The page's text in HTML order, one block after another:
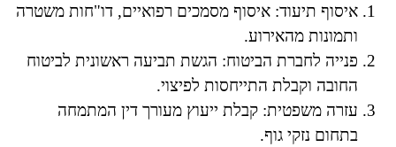
איסוף תיעוד: איסוף מסמכים רפואיים, דו"חות משטרה
ותמונות מהאירוע.
פנייה לחברת הביטוח: הגשת תביעה ראשונית לביטוח
החובה וקבלת התייחסות לפיצוי.
עזרה משפטית: קבלת ייעוץ מעורך דין המתמחה
בתחום נזקי גוף.